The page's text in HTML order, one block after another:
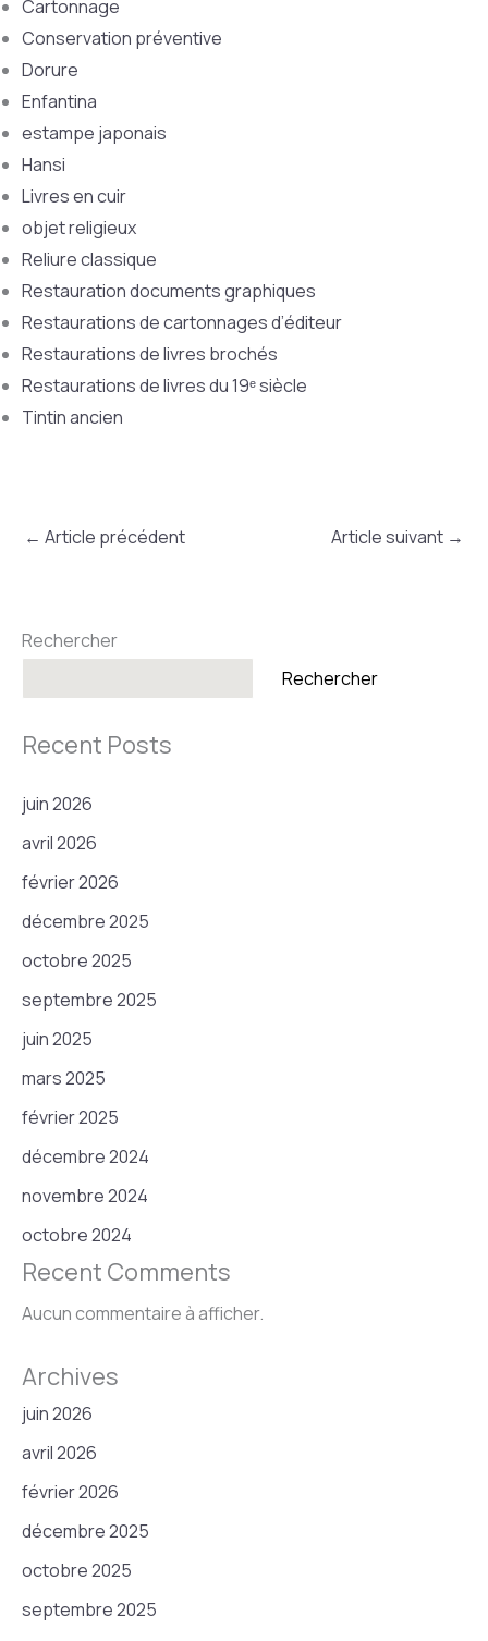
Cartonnage
Conservation préventive
Dorure
Enfantina
estampe japonais
Hansi
Livres en cuir
objet religieux
Reliure classique
Restauration documents graphiques
Restaurations de cartonnages d’éditeur
Restaurations de livres brochés
Restaurations de livres du 19ᵉ siècle
Tintin ancien
← Article précédent Article suivant →
Rechercher
Rechercher
Recent Posts
juin 2026
avril 2026
février 2026
décembre 2025
octobre 2025
septembre 2025
juin 2025
mars 2025
février 2025
décembre 2024
novembre 2024
octobre 2024
Recent Comments
Aucun commentaire à afficher.
Archives
juin 2026
avril 2026
février 2026
décembre 2025
octobre 2025
septembre 2025